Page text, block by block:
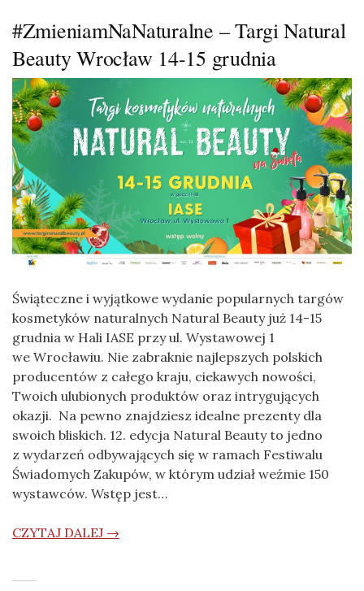
#ZmieniamNaNaturalne – Targi Natural
Beauty Wrocław 14-15 grudnia
Świąteczne i wyjątkowe wydanie popularnych targów
kosmetyków naturalnych Natural Beauty już 14-15
grudnia w Hali IASE przy ul. Wystawowej 1
we Wrocławiu. Nie zabraknie najlepszych polskich
producentów z całego kraju, ciekawych nowości,
Twoich ulubionych produktów oraz intrygujących
okazji. Na pewno znajdziesz idealne prezenty dla
swoich bliskich. 12. edycja Natural Beauty to jedno
z wydarzeń odbywających się w ramach Festiwalu
Świadomych Zakupów, w którym udział weźmie 150
wystawców. Wstęp jest…
CZYTAJ DALEJ →